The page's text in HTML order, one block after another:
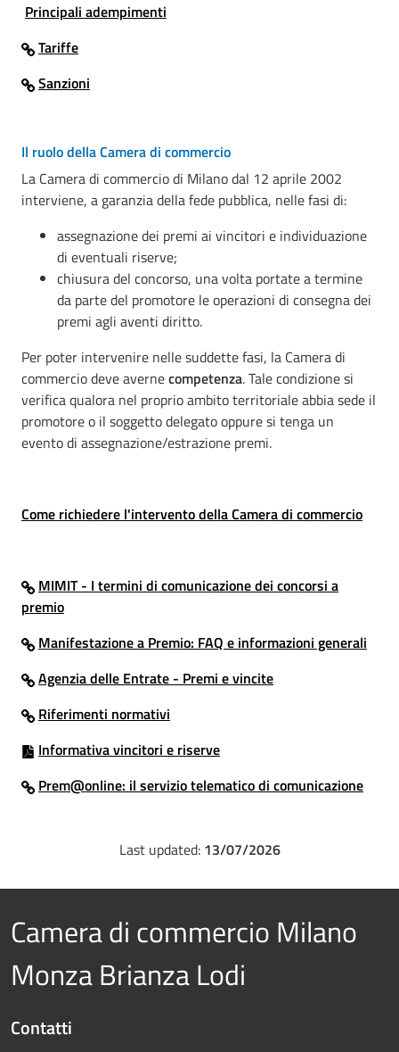
Principali adempimenti
Tariffe
Sanzioni
Il ruolo della Camera di commercio
La Camera di commercio di Milano dal 12 aprile 2002
interviene, a garanzia della fede pubblica, nelle fasi di:
assegnazione dei premi ai vincitori e individuazione
di eventuali riserve;
chiusura del concorso, una volta portate a termine
da parte del promotore le operazioni di consegna dei
premi agli aventi diritto.
Per poter intervenire nelle suddette fasi, la Camera di
commercio deve avernecompetenza. Tale condizione si
verifica qualora nel proprio ambito territoriale abbia sede il
promotore o il soggetto delegato oppure si tenga un
evento di assegnazione/estrazione premi.
Come richiedere l'intervento della Camera di commercio
MIMIT - I termini di comunicazione dei concorsi a
premio
Manifestazione a Premio: FAQ e informazioni generali
Agenzia delle Entrate - Premi e vincite
Riferimenti normativi
Informativa vincitori e riserve
Prem@online: il servizio telematico di comunicazione
Last updated: 13/07/2026
Camera di commercio Milano
Monza Brianza Lodi
Contatti